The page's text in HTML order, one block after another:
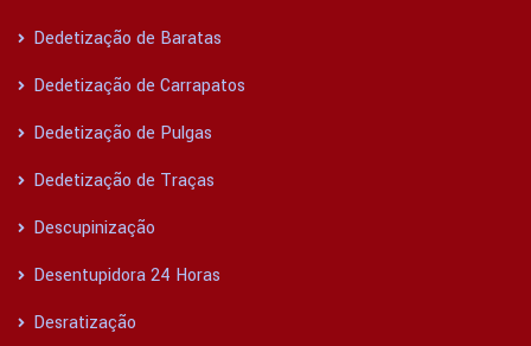
Dedetização de Baratas
Dedetização de Carrapatos
Dedetização de Pulgas
Dedetização de Traças
Descupinização
Desentupidora 24 Horas
Desratização